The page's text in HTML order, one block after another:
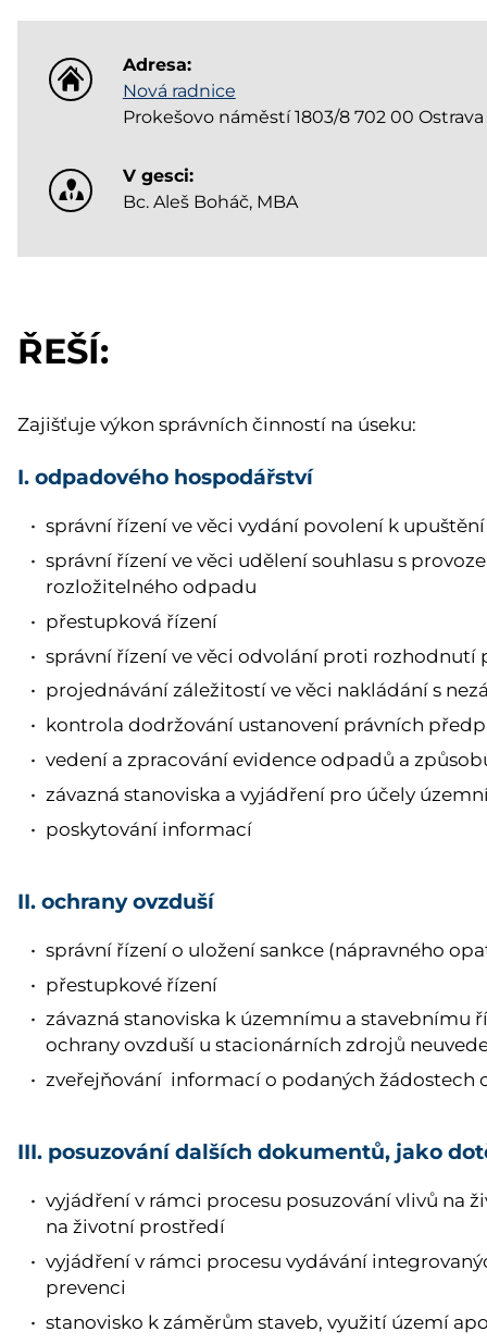
Adresa:
Nová radnice
Prokešovo náměstí 1803/8 702 00 Ostrava
V gesci:
Bc. Aleš Boháč, MBA
ŘEŠÍ:
Zajišťuje výkon správních činností na úseku:
I. odpadového hospodářství
správní řízení ve věci vydání povolení k
správní řízení ve věci udělení souhlasu s
rozložitelného odpadu
přestupková řízení
správní řízení ve věci odvolání proti rozhodnutí
projednávání záležitostí ve věci nakládání s
kontrola dodržování ustanovení právních
vedení a zpracování evidence odpadů a
závazná stanoviska a vyjádření pro účely
poskytování informací
II. ochrany ovzduší
správní řízení o uložení sankce (nápravného
přestupkové řízení
závazná stanoviska k územnímu a stavebnímu
ochrany ovzduší u stacionárních zdrojů
zveřejňování informací o podaných žádostech
III. posuzování dalších dokumentů, jako
vyjádření v rámci procesu posuzování vlivů na
na životní prostředí
vyjádření v rámci procesu vydávání
prevenci
stanovisko k záměrům staveb, využití území